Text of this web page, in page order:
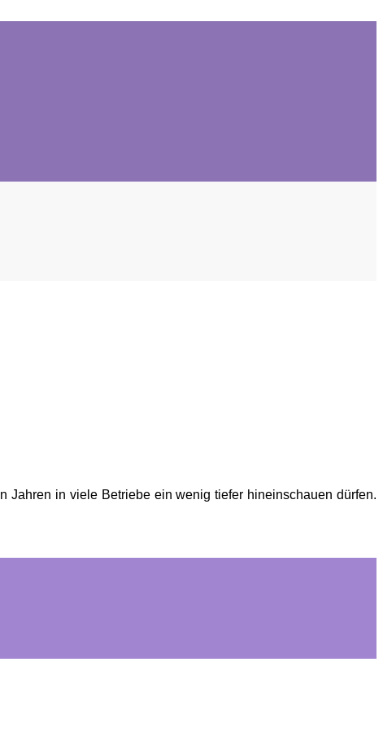
Jahren in viele Betriebe ein wenig tiefer hineinschauen dürfen.